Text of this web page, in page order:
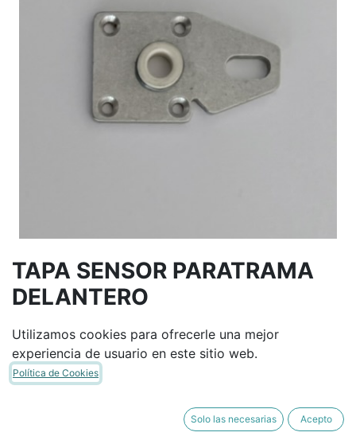
TAPA SENSOR PARATRAMA
DELANTERO
Términos y condiciones
Garantía de devolución de 30 días
Envío: 2-3 días laborales
Utilizamos cookies para ofrecerle una mejor
experiencia de usuario en este sitio web.
Política de Cookies
Solo las necesarias Acepto